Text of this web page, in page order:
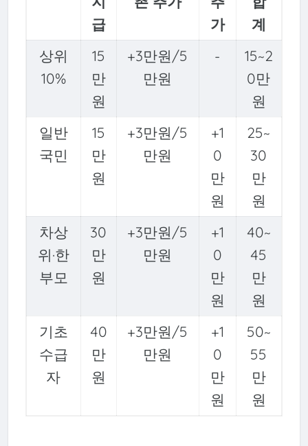
급
가
계
상위
10%
15
만
원
+3만원/5
만원
-
15~2
0만
원
일반
국민
15
만
원
+3만원/5
만원
+1
0
만
원
25~
30
만
원
차상
위·한
부모
30
만
원
+3만원/5
만원
+1
0
만
원
40~
45
만
원
기초
수급
자
40
만
원
+3만원/5
만원
+1
0
만
원
50~
55
만
원